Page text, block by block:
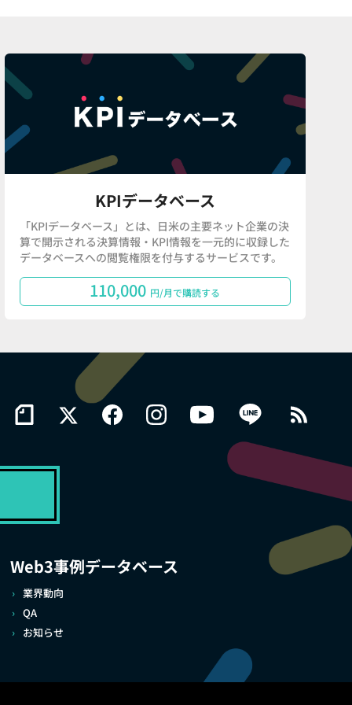
KPIデータベース
「KPIデータベース」とは、日米の主要ネット企業の決
算で開示される決算情報・KPI情報を一元的に収録した
データベースへの閲覧権限を付与するサービスです。
110,000 円/月で購読する
Web3事例データベース
業界動向
QA
お知らせ